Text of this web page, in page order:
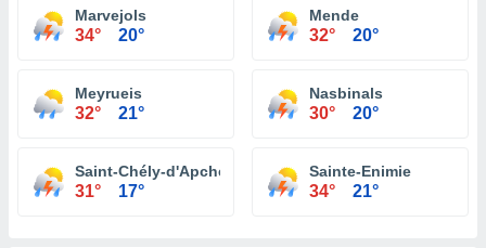
Marvejols
34° 20°
Mende
32° 20°
Meyrueis
32° 21°
Nasbinals
30° 20°
Saint-Chély-d'Apcher
31° 17°
Sainte-Enimie
34° 21°